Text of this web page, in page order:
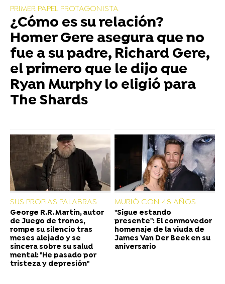
PRIMER PAPEL PROTAGONISTA
¿Cómo es su relación?
Homer Gere asegura que no
fue a su padre, Richard Gere,
el primero que le dijo que
Ryan Murphy lo eligió para
The Shards
SUS PROPIAS PALABRAS
George R.R. Martin, autor
de Juego de tronos,
rompe su silencio tras
meses alejado y se
sincera sobre su salud
mental: "He pasado por
tristeza y depresión"
MURIÓ CON 48 AÑOS
"Sigue estando
presente": El conmovedor
homenaje de la viuda de
James Van Der Beek en su
aniversario